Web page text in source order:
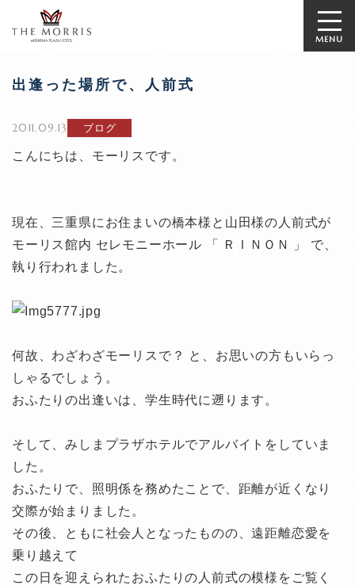
MENU
出逢った場所で、人前式
2011.09.13 ブログ
こんにちは、モーリスです。
現在、三重県にお住まいの橋本様と山田様の人前式が
モーリス館内 セレモニーホール 「 ＲＩＮＯＮ 」 で、
執り行われました。
何故、わざわざモーリスで？ と、お思いの方もいらっ
しゃるでしょう。
おふたりの出逢いは、学生時代に遡ります。
そして、みしまプラザホテルでアルバイトをしていま
した。
おふたりで、照明係を務めたことで、距離が近くなり
交際が始まりました。
その後、ともに社会人となったものの、遠距離恋愛を
乗り越えて
この日を迎えられたおふたりの人前式の模様をご覧く